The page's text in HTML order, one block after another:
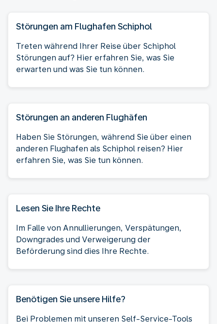
Störungen am Flughafen Schiphol
Treten während Ihrer Reise über Schiphol
Störungen auf? Hier erfahren Sie, was Sie
erwarten und was Sie tun können.
Störungen an anderen Flughäfen
Haben Sie Störungen, während Sie über einen
anderen Flughafen als Schiphol reisen? Hier
erfahren Sie, was Sie tun können.
Lesen Sie Ihre Rechte
Im Falle von Annullierungen, Verspätungen,
Downgrades und Verweigerung der
Beförderung sind dies Ihre Rechte.
Benötigen Sie unsere Hilfe?
Bei Problemen mit unseren Self-Service-Tools